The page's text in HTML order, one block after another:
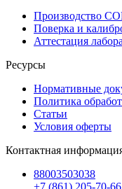
Производство
Поверка и
Аттестация
Ресурсы
Нормативные
Политика
Статьи
Условия оферты
Контактная
88003503038
+7 (861) 205-70-66